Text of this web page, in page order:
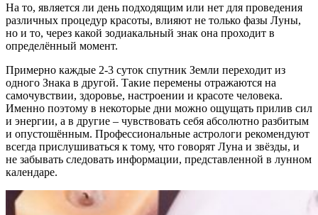
На то, является ли день подходящим или нет для проведения
различных процедур красоты, влияют не только фазы Луны,
но и то, через какой зодиакальный знак она проходит в
определённый момент.
Примерно каждые 2-3 суток спутник Земли переходит из
одного Знака в другой. Такие перемены отражаются на
самочувствии, здоровье, настроении и красоте человека.
Именно поэтому в некоторые дни можно ощущать прилив сил
и энергии, а в другие – чувствовать себя абсолютно разбитым
и опустошённым. Профессиональные астрологи рекомендуют
всегда прислушиваться к тому, что говорят Луна и звёзды, и
не забывать следовать информации, представленной в лунном
календаре.